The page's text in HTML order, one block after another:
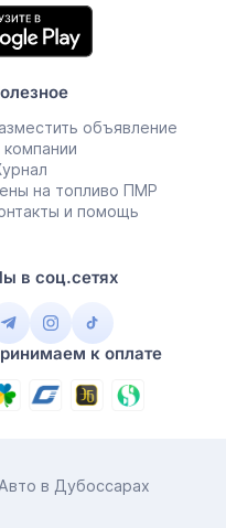
объявление
на топливо ПМР
и помощь
в соц.сетях
к оплате
Авто в Дубоссарах